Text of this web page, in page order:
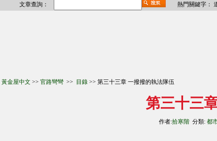
文章查詢： 熱門關鍵字：
黃金屋中文 >> 官路彎彎 >> 目錄 >> 第三十三章 一撥撥的執法隊伍
第三十三
作者:拾寒階 分類: 都